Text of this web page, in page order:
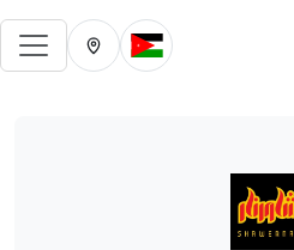
تغيير الدولة الحالية
تغيير المدينة